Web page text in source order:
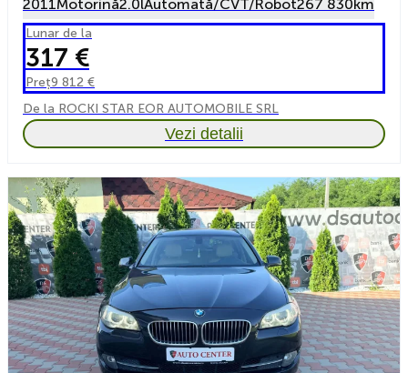
2011Motorină2.0lAutomată/CVT/Robot267 830km
Lunar de la
317 €
Preț9 812 €
De la ROCKI STAR EOR AUTOMOBILE SRL
Vezi detalii